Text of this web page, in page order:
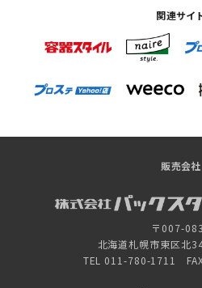
関連サイ
販売会社
〒007-
北海道札幌市東区北
TEL 011-780-1711